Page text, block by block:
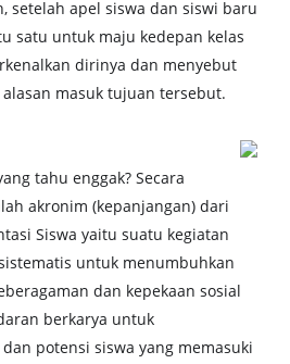
setelah apel siswa dan siswi baru
satu untuk maju kedepan kelas
dirinya dan menyebut
masuk tujuan tersebut.
tahu enggak? Secara
akronim (kepanjangan) dari
Siswa yaitu suatu kegiatan
untuk menumbuhkan
dan kepekaan sosial
berkarya untuk
potensi siswa yang memasuki